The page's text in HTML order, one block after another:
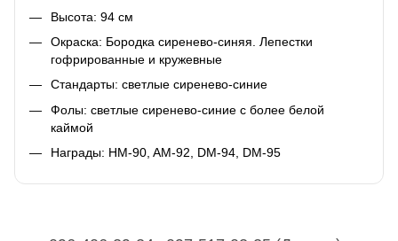
Высота: 94 cм
Окраска: Бородка сиренево-синяя. Лепестки
гофрированные и кружевные
Стандарты: светлые cиренево-синие
Фолы: светлые cиренево-синие с более белой
каймой
Награды: HM-90, AM-92, DM-94, DM-95